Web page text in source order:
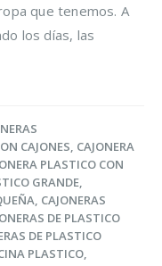
que tenemos. A
los días, las
CAJONES, CAJONERA
PLASTICO CON
GRANDE,
, CAJONERAS
DE PLASTICO
DE PLASTICO
PLASTICO,